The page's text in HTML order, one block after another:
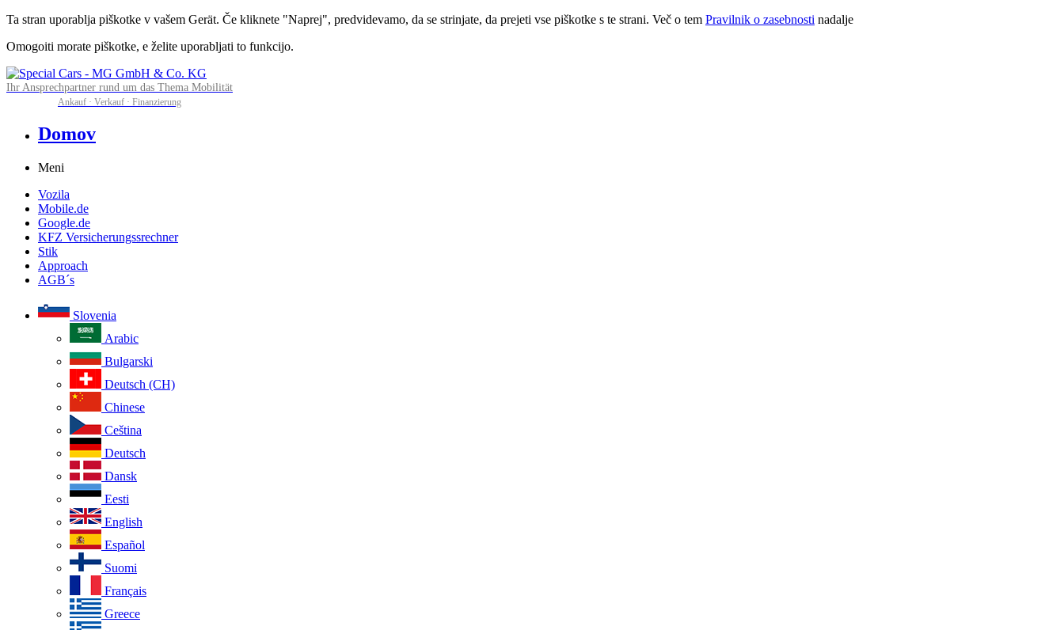
Ta stran uporablja piškotke v vašem Gerät. Če kliknete "Naprej", predvidevamo, da se strinjate, da prejeti vse piškotke s te strani. Več o tem Pravilnik o zasebnosti nadalje
Omogoiti morate piškotke, e želite uporabljati to funkcijo.
Ihr Ansprechpartner rund um das Thema Mobilität
Ankauf · Verkauf · Finanzierung
Domov
Meni
Vozila
Mobile.de
Google.de
KFZ Versicherungssrechner
Stik
Approach
AGB´s
Slovenia
Arabic
Bulgarski
Deutsch (CH)
Chinese
Ceština
Deutsch
Dansk
Eesti
English
Español
Suomi
Français
Greece